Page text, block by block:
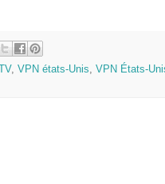
, VPN états-Unis VPN États-